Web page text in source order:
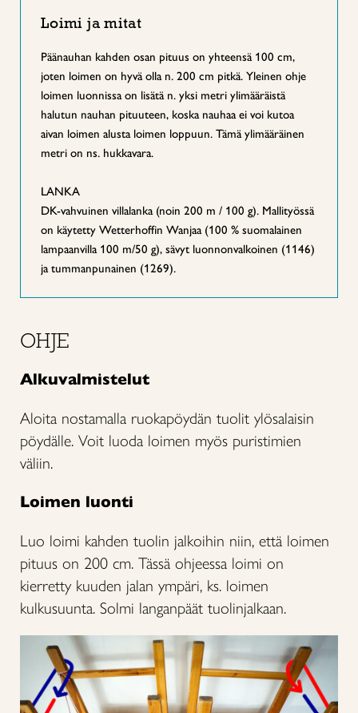
Loimi ja mitat
Päänauhan kahden osan pituus on yhteensä 100 cm,
joten loimen on hyvä olla n. 200 cm pitkä. Yleinen ohje
loimen luonnissa on lisätä n. yksi metri ylimääräistä
halutun nauhan pituuteen, koska nauhaa ei voi kutoa
aivan loimen alusta loimen loppuun. Tämä ylimääräinen
metri on ns. hukkavara.
LANKA
DK-vahvuinen villalanka (noin 200 m / 100 g). Mallityössä
on käytetty Wetterhoffin Wanjaa (100 % suomalainen
lampaanvilla 100 m/50 g), sävyt luonnonvalkoinen (1146)
ja tummanpunainen (1269).
OHJE
Alkuvalmistelut
Aloita nostamalla ruokapöydän tuolit ylösalaisin
pöydälle. Voit luoda loimen myös puristimien
väliin.
Loimen luonti
Luo loimi kahden tuolin jalkoihin niin, että loimen
pituus on 200 cm. Tässä ohjeessa loimi on
kierretty kuuden jalan ympäri, ks. loimen
kulkusuunta. Solmi langanpäät tuolinjalkaan.